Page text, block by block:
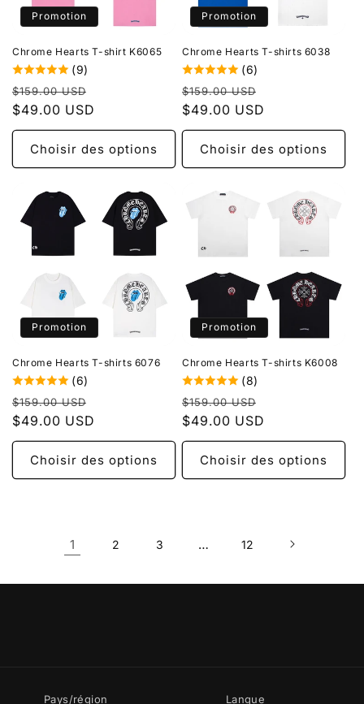
Promotion
Chrome Hearts T-shirt K6065
(9)
Prix
habituel
$159.00 USD
promotionnel
$49.00 USD
Choisir des options
Promotion
Chrome Hearts T-shirts 6038
(6)
Prix
habituel
$159.00 USD
$49.00 USD
Choisir des options
Promotion
Chrome Hearts T-shirts 6076
(6)
Prix
habituel
$159.00 USD
promotionnel
$49.00 USD
Choisir des options
Promotion
Chrome Hearts T-shirts K6008
(8)
Prix
habituel
$159.00 USD
$49.00 USD
Choisir des options
1 2 3 … 12
Pays/région Langue